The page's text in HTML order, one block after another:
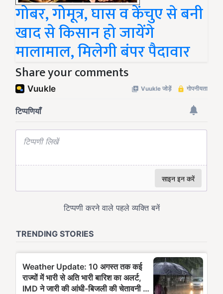
गोबर, गोमूत्र, घास व केंचुए से बनी
खाद से किसान हो जायेंगे
मालामाल, मिलेगी बंपर पैदावार
Share your comments